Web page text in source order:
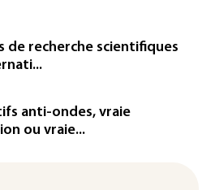
à une baisse de la
lors de l'éclipse
Rouen porte plainte
pollution aux PFAS
depuis fin juillet, la
reconnectée au
de recherche scientifiques
anti-ondes, vraie
ou vraie...